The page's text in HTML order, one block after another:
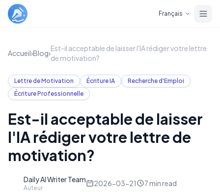
Français
Accueil›Blog›
Est-il acceptable de laisser l'IA rédiger votre lettre
de motivation?
Lettre de Motivation Écriture IA
Recherche d'Emploi
Écriture Professionnelle
Est-il acceptable de laisser
l'IA rédiger votre lettre de
motivation?
Daily AI Writer Team
Auteur
2026-03-21 7 min read